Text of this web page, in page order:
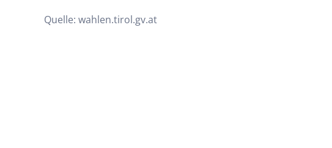
Quelle: wahlen.tirol.gv.at